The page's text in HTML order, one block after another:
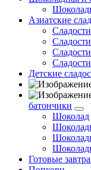
Азиатские
Детские
батончики
Шоколад
Готовые